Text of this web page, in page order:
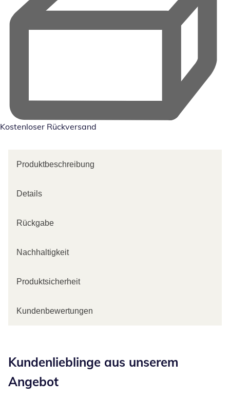
Kostenloser Rückversand
Produktbeschreibung
Details
Rückgabe
Nachhaltigkeit
Produktsicherheit
Kundenbewertungen
Kundenlieblinge aus unserem
Angebot